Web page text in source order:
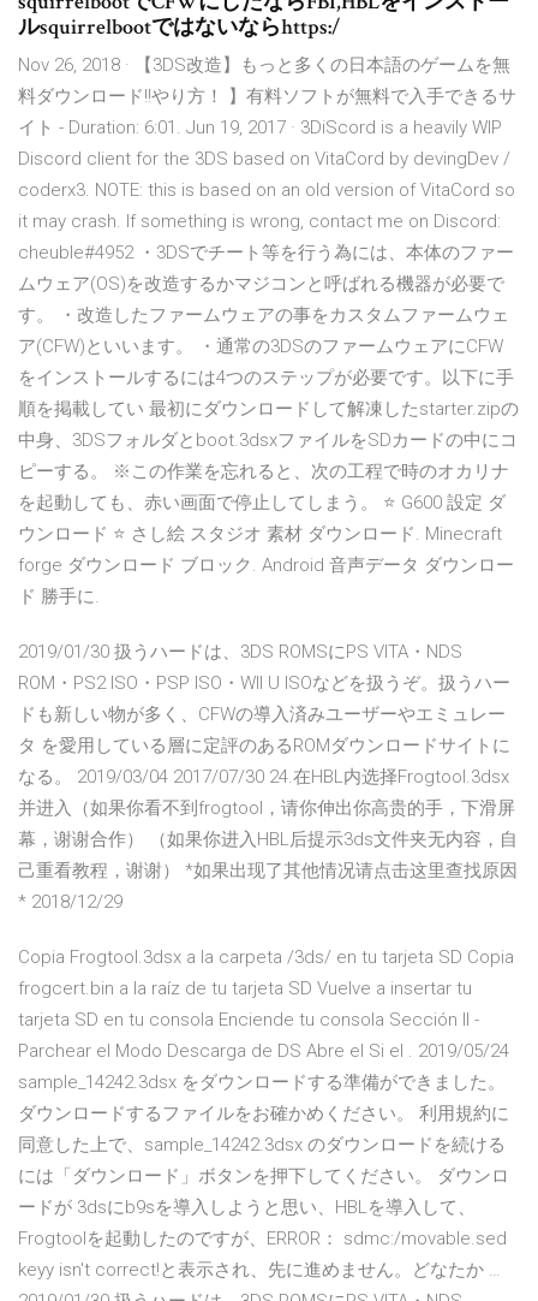
ルsquirrelbootではないならhttps:/
Nov 26, 2018 · 【3DS改造】もっと多くの日本語のゲームを無
料ダウンロード!!やり方！ 】有料ソフトが無料で入手できるサ
イト - Duration: 6:01. Jun 19, 2017 · 3DiScord is a heavily WIP
Discord client for the 3DS based on VitaCord by devingDev /
coderx3. NOTE: this is based on an old version of VitaCord so
it may crash. If something is wrong, contact me on Discord:
cheuble#4952 ・3DSでチート等を行う為には、本体のファー
ムウェア(OS)を改造するかマジコンと呼ばれる機器が必要で
す。 ・改造したファームウェアの事をカスタムファームウェ
ア(CFW)といいます。 ・通常の3DSのファームウェアにCFW
をインストールするには4つのステップが必要です。以下に手
順を掲載してい 最初にダウンロードして解凍したstarter.zipの
中身、3DSフォルダとboot.3dsxファイルをSDカードの中にコ
ピーする。 ※この作業を忘れると、次の工程で時のオカリナ
を起動しても、赤い画面で停止してしまう。 ⭐ G600 設定 ダ
ウンロード ⭐ さし絵 スタジオ 素材 ダウンロード. Minecraft
forge ダウンロード ブロック. Android 音声データ ダウンロー
ド 勝手に.
2019/01/30 扱うハードは、3DS ROMSにPS VITA・NDS
ROM・PS2 ISO・PSP ISO・WII U ISOなどを扱うぞ。扱うハー
ドも新しい物が多く、CFWの導入済みユーザーやエミュレー
タ を愛用している層に定評のあるROMダウンロードサイトに
なる。 2019/03/04 2017/07/30 24.在HBL内选择Frogtool.3dsx
并进入（如果你看不到frogtool，请你伸出你高贵的手，下滑屏
幕，谢谢合作） （如果你进入HBL后提示3ds文件夹无内容，自
己重看教程，谢谢） *如果出现了其他情况请点击这里查找原因
* 2018/12/29
Copia Frogtool.3dsx a la carpeta /3ds/ en tu tarjeta SD Copia
frogcert.bin a la raíz de tu tarjeta SD Vuelve a insertar tu
tarjeta SD en tu consola Enciende tu consola Sección II -
Parchear el Modo Descarga de DS Abre el Si el . 2019/05/24
sample_14242.3dsx をダウンロードする準備ができました。
ダウンロードするファイルをお確かめください。 利用規約に
同意した上で、sample_14242.3dsx のダウンロードを続ける
には「ダウンロード」ボタンを押下してください。 ダウンロ
ードが 3dsにb9sを導入しようと思い、HBLを導入して、
Frogtoolを起動したのですが、ERROR： sdmc:/movable.sed
keyy isn't correct!と表示され、先に進めません。どなたか …